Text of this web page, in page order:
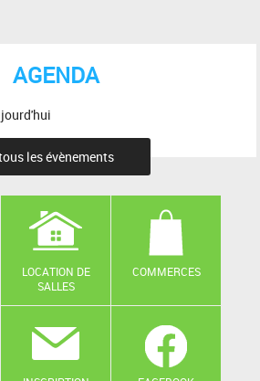
AGENDA
les évènements
LOCATION DE
SALLES
COMMERCES